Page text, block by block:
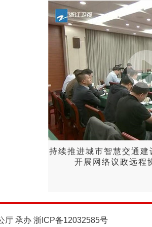
持续推进城市智慧交通
开展网络议政远程
厅 承办 浙ICP备12032585号